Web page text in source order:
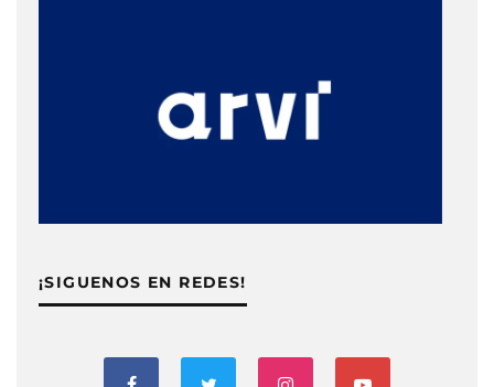
¡SIGUENOS EN REDES!